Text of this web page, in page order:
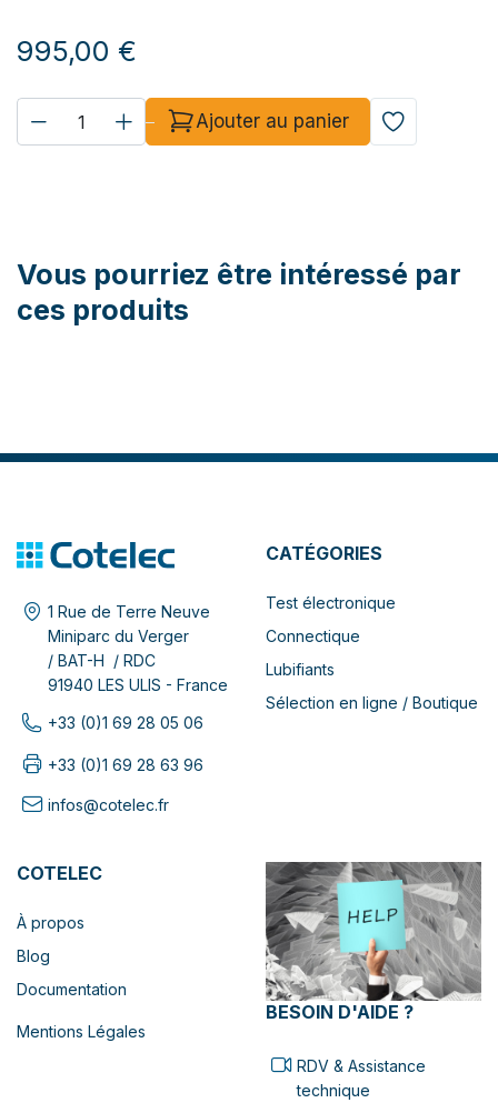
995,00 €
Ajouter au panier
Vous pourriez être intéressé par
ces produits
1 Rue de Terre Neuve
Miniparc du Verger
/ BAT-H / RDC
91940 LES ULIS - France
+33 (0)1 69 28 05 06
+33 (0)1 69 28 63 96
infos@cotelec.fr
CATÉGORIES
Test électronique
Connectique
Lubifiants
Sélection en ligne / Boutique
COTELEC
À propos
Blog
Documentation
Mentions Légales
BESOIN D'AIDE ?
RDV & Assistance
technique